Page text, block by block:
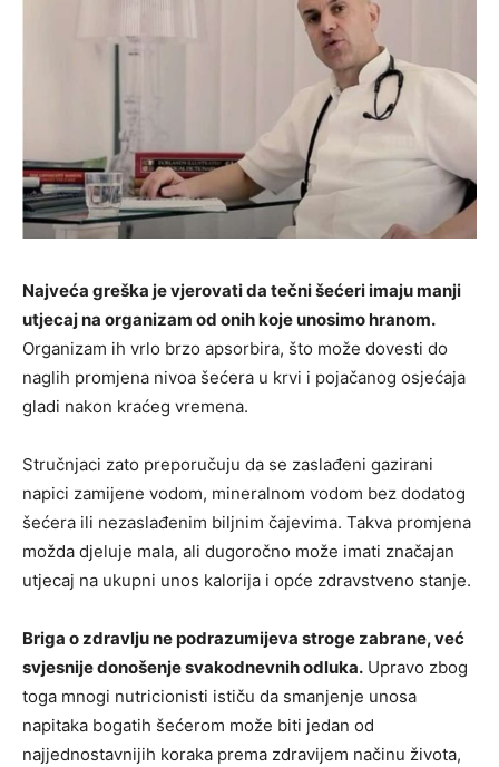
Najveća greška je vjerovati da tečni šećeri imaju manji
utjecaj na organizam od onih koje unosimo hranom.
Organizam ih vrlo brzo apsorbira, što može dovesti do
naglih promjena nivoa šećera u krvi i pojačanog osjećaja
gladi nakon kraćeg vremena.
Stručnjaci zato preporučuju da se zaslađeni gazirani
napici zamijene vodom, mineralnom vodom bez dodatog
šećera ili nezaslađenim biljnim čajevima. Takva promjena
možda djeluje mala, ali dugoročno može imati značajan
utjecaj na ukupni unos kalorija i opće zdravstveno stanje.
Briga o zdravlju ne podrazumijeva stroge zabrane, već
svjesnije donošenje svakodnevnih odluka. Upravo zbog
toga mnogi nutricionisti ističu da smanjenje unosa
napitaka bogatih šećerom može biti jedan od
najjednostavnijih koraka prema zdravijem načinu života,